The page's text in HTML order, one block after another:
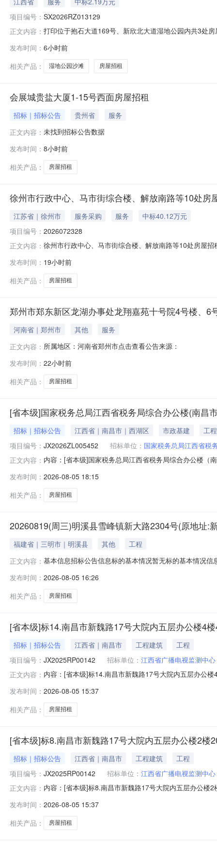
项目编号： SX2026RZ013129
正文内容： 打印位于抱石大道169号、新欣北大道湿地公园内共3处
万元标的成交日期2026-08-06项目编号
发布时间： 6小时前
相关产品：
湿地公园沙滩 房屋招租
会展城贵盐大厦1-15号西面房屋招租
招标｜招标公告 贵州省
服务
正文内容： 未找到招标公告数据
发布时间： 8小时前
相关产品：
房屋招租
徐州市行政中心、马市街综合楼、解放南路等10处房
江苏省｜徐州市 服务采购 服务
中标40.12万元
项目编号： 2026072328
正文内容： 徐州市行政中心、马市街综合楼、解放南路等10处房屋
民币成交日期2026-08-05
发布时间： 19小时前
相关产品：
房屋招租
郑州市郑东新区龙湖办事处龙翔嘉苑十号院4号楼、6
河南省｜郑州市 其他
服务
正文内容： 所属地区：河南省郑州市点击查看公告来源：
发布时间： 22小时前
相关产品：
房屋招租
[省本级]国家税务总局江西省税务局综合办公楼(南昌
招标｜招标公告 江西省｜南昌市｜西湖区 市政基建
工程
项目编号： JX2026ZL005452 招标单位： 国家税务总局江西省税
正文内容： 内容：[省本级]国家税务总局江西省税务局综合办公楼（
区广场南路399号）一至二层（部分）房屋整体招租（5
南路399号）一
发布时间： 2026-08-05 18:15
相关产品：
房屋招租
20260819(周三)明溪县雪峰镇新大路2304号(原地址:
福建省｜三明市｜明溪县 其他
工程
正文内容： 基本信息招标公告信息标的基本情况暂无标的基本情况信
发布时间： 2026-08-05 16:26
相关产品：
房屋招租
[省本级]标14.南昌市新魏路17号大院内五层办公楼4
招标｜招标公告 江西省｜南昌市 工程建筑
工程
项目编号： JX2025RP00142 招标单位： 江西省广播电视监测中心
正文内容： 内容：[省本级]标14.南昌市新魏路17号大院内五层办公
2026-08-05项目编号JX2025RP00142项目名称江西省
楼4
发布时间： 2026-08-05 15:37
相关产品：
房屋招租
[省本级]标8.南昌市新魏路17号大院内五层办公楼2楼
招标｜招标公告 江西省｜南昌市 工程建筑
工程
项目编号： JX2025RP00142 招标单位： 江西省广播电视监测中心
正文内容： 内容：[省本级]标8.南昌市新魏路17号大院内五层办公楼
2026-08-05项目编号JX2025RP00142项目名称江西省
楼207
发布时间： 2026-08-05 15:37
相关产品：
房屋招租